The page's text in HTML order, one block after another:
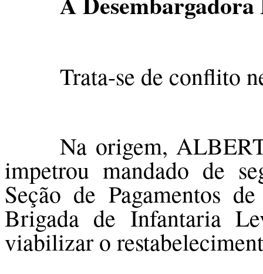
Trata-se de conflito
Na origem,
impetrou mandado de
Seção de Pagamentos
Brigada de Infantaria
viabilizar o